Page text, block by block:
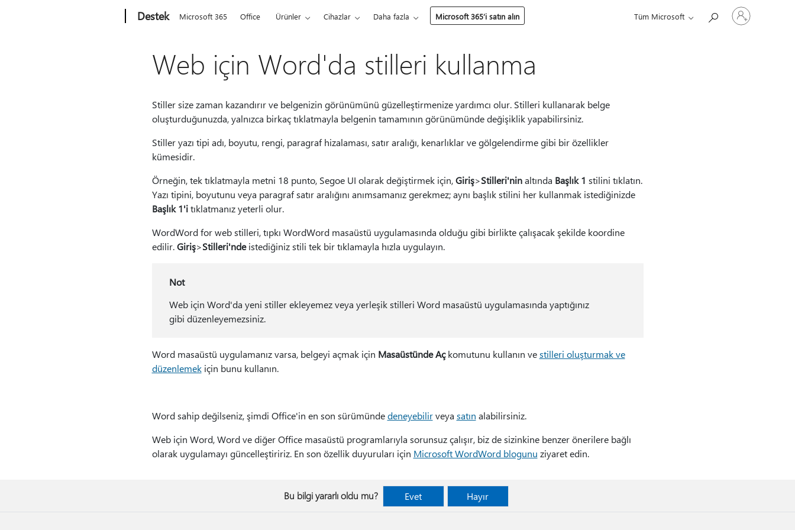
Destek Microsoft 365 Office Ürünler Cihazlar Daha fazla Microsoft 365’i satın alın Tüm Microsoft
Hesabınızda
oturum
açın
Web için Word'da stilleri kullanma
Stiller size zaman kazandırır ve belgenizin görünümünü güzelleştirmenize yardımcı olur. Stilleri kullanarak belge
oluşturduğunuzda, yalnızca birkaç tıklatmayla belgenin tamamının görünümünde değişiklik yapabilirsiniz.
Stiller yazı tipi adı, boyutu, rengi, paragraf hizalaması, satır aralığı, kenarlıklar ve gölgelendirme gibi bir özellikler
kümesidir.
Örneğin, tek tıklatmayla metni 18 punto, Segoe UI olarak değiştirmek için,Giriş>Stilleri'ninaltında Başlık 1 stilini tıklatın.
Yazı tipini, boyutunu veya paragraf satır aralığını anımsamanız gerekmez; aynı başlık stilini her kullanmak istediğinizde
Başlık 1'itıklatmanız yeterli olur.
WordWord for web stilleri, tıpkı WordWord masaüstü uygulamasında olduğu gibi birlikte çalışacak şekilde koordine
edilir.Giriş>Stilleri'ndeistediğiniz stili tek bir tıklamayla hızla uygulayın.
Not
Web için Word'da yeni stiller ekleyemez veya yerleşik stilleri Word masaüstü uygulamasında yaptığınız
gibi düzenleyemezsiniz.
Word masaüstü uygulamanız varsa, belgeyi açmak için Masaüstünde Açkomutunu kullanın vestilleri oluşturmak ve
düzenlemekiçin bunu kullanın.
Word sahip değilseniz, şimdi Office'in en son sürümündedeneyebilirveya satın alabilirsiniz.
Web için Word, Word ve diğer Office masaüstü programlarıyla sorunsuz çalışır, biz de sizinkine benzer önerilere bağlı
olarak uygulamayı güncelleştiririz. En son özellik duyuruları için Microsoft WordWord blogunu ziyaret edin.
Bu bilgi yararlı oldu mu? Evet Hayır